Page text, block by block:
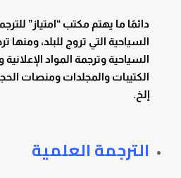
دائمًا ما يهتم مكتب “امتياز”
السياحية التي تروج للبلد، ومنها
السياحية وترجمة المواد
الكتيبات والمجلدات ومنصات
إلخ.
الترجمة العلمية